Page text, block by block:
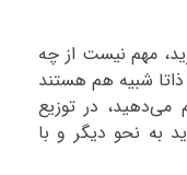
مهم نیست از چه
شبیه هم هستند
می‌دهید، در توزیع
به نحو دیگر و با